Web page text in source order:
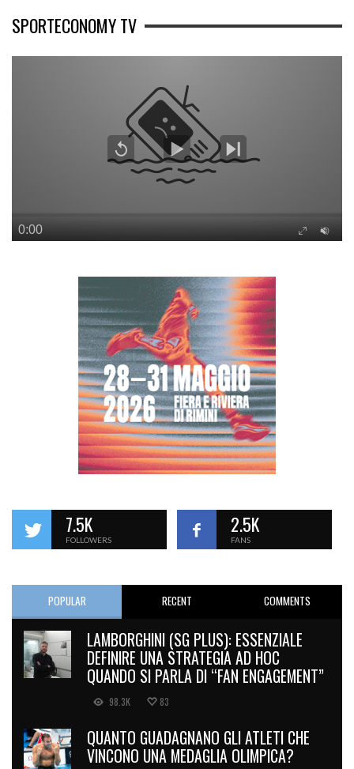
SPORTECONOMY TV
7.5K
FOLLOWERS
2.5K
FANS
POPULAR RECENT COMMENTS
LAMBORGHINI (SG PLUS): ESSENZIALE
DEFINIRE UNA STRATEGIA AD HOC
QUANDO SI PARLA DI “FAN ENGAGEMENT”
98.3K 83
QUANTO GUADAGNANO GLI ATLETI CHE
VINCONO UNA MEDAGLIA OLIMPICA?